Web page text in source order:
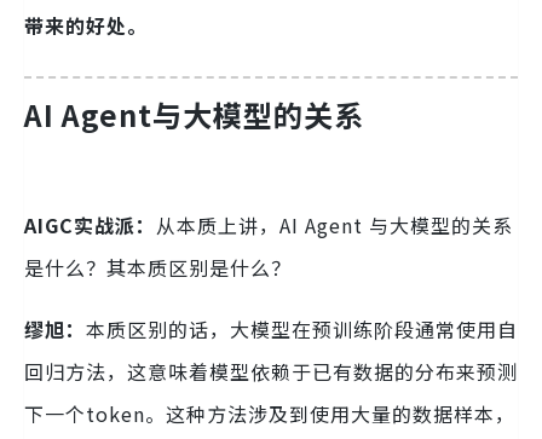
带来的好处。
AI Agent与大模型的关系
AIGC实战派： 从本质上讲，AI Agent 与大模型的关系
是什么？其本质区别是什么？
缪旭： 本质区别的话，大模型在预训练阶段通常使用自
回归方法，这意味着模型依赖于已有数据的分布来预测
下一个token。这种方法涉及到使用大量的数据样本，